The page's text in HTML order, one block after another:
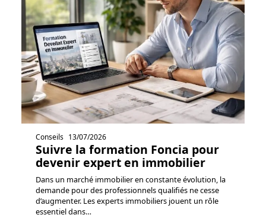
Conseils 13/07/2026
Suivre la formation Foncia pour
devenir expert en immobilier
Dans un marché immobilier en constante évolution, la
demande pour des professionnels qualifiés ne cesse
d’augmenter. Les experts immobiliers jouent un rôle
essentiel dans…